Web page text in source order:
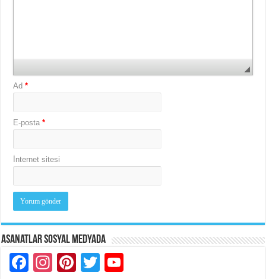
Ad*
E-posta*
İnternet sitesi
Asanatlar Sosyal Medyada
Facebook
Instagram
Pinterest
Twitter